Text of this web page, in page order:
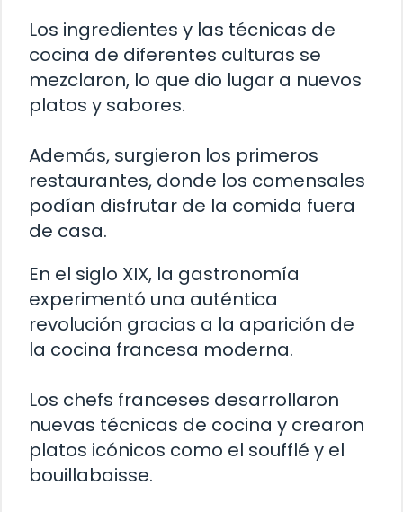
Los ingredientes y las técnicas de
cocina de diferentes culturas se
mezclaron, lo que dio lugar a nuevos
platos y sabores.
Además, surgieron los primeros
restaurantes, donde los comensales
podían disfrutar de la comida fuera
de casa.
En el siglo XIX, la gastronomía
experimentó una auténtica
revolución gracias a la aparición de
la cocina francesa moderna.
Los chefs franceses desarrollaron
nuevas técnicas de cocina y crearon
platos icónicos como el soufflé y el
bouillabaisse.